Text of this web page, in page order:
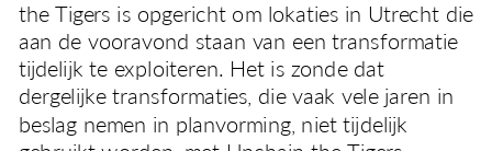
the Tigers is opgericht om lokaties in Utrecht die
aan de vooravond staan van een transformatie
tijdelijk te exploiteren. Het is zonde dat
dergelijke transformaties, die vaak vele jaren in
beslag nemen in planvorming, niet tijdelijk